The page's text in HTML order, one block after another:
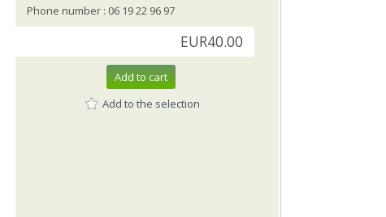
Phone number : 06 19 22 96 97
EUR40.00
Add to cart
Add to the selection